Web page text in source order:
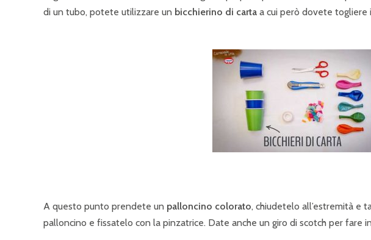
di un tubo, potete utilizzare un bicchierino di carta a cui però dovete togliere
A questo punto prendete un palloncino colorato, chiudetelo all’estremità e
palloncino e fissatelo con la pinzatrice. Date anche un giro di scotch per fare